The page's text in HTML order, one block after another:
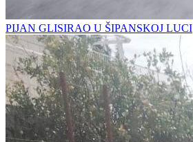
PIJAN GLISIRAO U ŠIPANSKOJ LUCI